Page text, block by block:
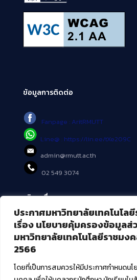
ประกาศมหาวิทยาลัยเทคโนโ
เรื่อง นโยบายคุ้มครองข้อมูล
มหาวิทยาลัยเทคโนโลยีราชม
2566
โดยที่เป็นการสมควรให้มีประกาศกำหนด
ข้อมูลการติดต่อ
Fanpage : AritRMUTT
Line@ : https://lin.ee/tXe209C
admin@rmutt.ac.th
02 549 3074
บริการอื่นๆ ของ สวส.
ศูนย์สื่อดิจิทัล
ศูนย์นวัตกรรมและความรู้
ศูนย์พัฒนาและบริการนวัตกรรมดิจิทัล
สมัยใหม่ (MoSeC)